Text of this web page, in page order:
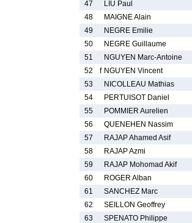
47
LIU Paul
48
MAIGNE Alain
49
NEGRE Emilie
50
NEGRE Guillaume
51
NGUYEN Marc-Antoine
52
f NGUYEN Vincent
53
NICOLLEAU Mathias
54
PERTUISOT Daniel
55
POMMIER Aurelien
56
QUENEHEN Nassim
57
RAJAP Ahamed Asif
58
RAJAP Azmi
59
RAJAP Mohomad Akif
60
ROGER Alban
61
SANCHEZ Marc
62
SEILLON Geoffrey
63
SPENATO Philippe